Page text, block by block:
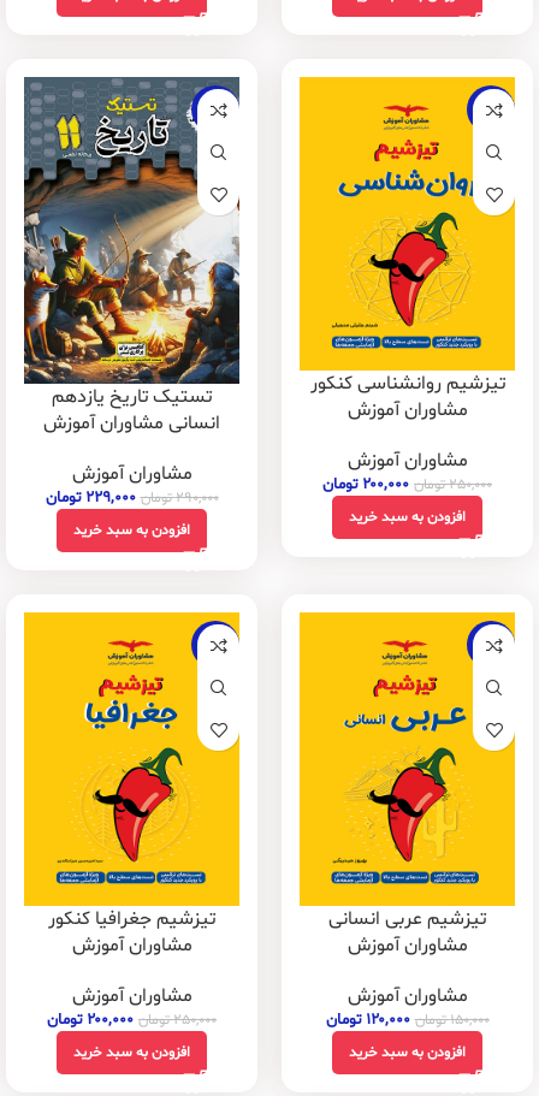
-20%
تیزشیم روانشناسی کنکور
مشاوران آموزش
مشاوران آموزش
۲۵۰,۰۰۰تومان ۲۰۰,۰۰۰ تومان
افزودن به سبد خرید
-21%
تستیک تاریخ یازدهم
انسانی مشاوران آموزش
مشاوران آموزش
۲۹۰,۰۰۰تومان ۲۲۹,۰۰۰ تومان
افزودن به سبد خرید
-20%
تیزشیم عربی انسانی
مشاوران آموزش
مشاوران آموزش
۱۵۰,۰۰۰تومان ۱۲۰,۰۰۰ تومان
افزودن به سبد خرید
-20%
تیزشیم جغرافیا کنکور
مشاوران آموزش
مشاوران آموزش
۲۵۰,۰۰۰تومان ۲۰۰,۰۰۰ تومان
افزودن به سبد خرید